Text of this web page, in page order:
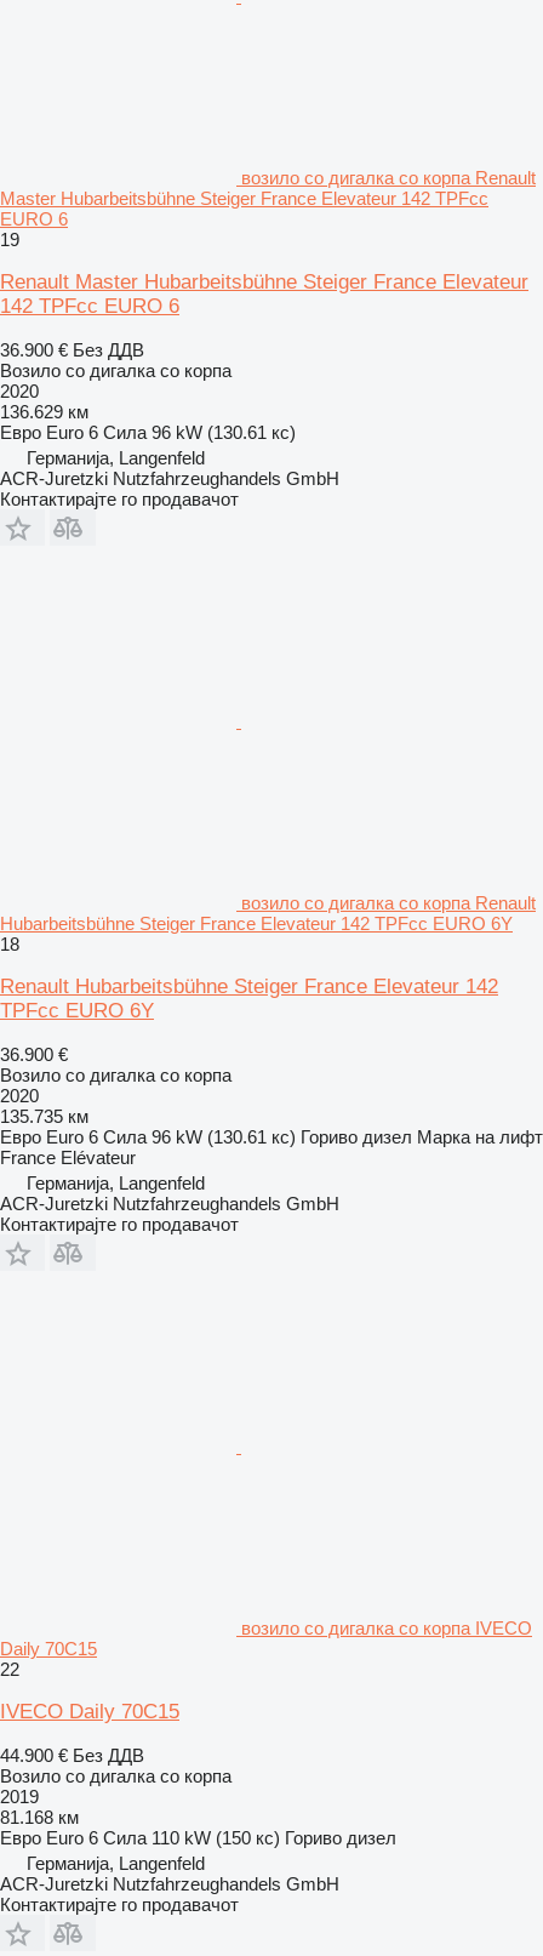
возило со дигалка со корпа Renault
Master Hubarbeitsbühne Steiger France Elevateur 142 TPFcc
EURO 6
19
Renault Master Hubarbeitsbühne Steiger France Elevateur
142 TPFcc EURO 6
36.900 € Без ДДВ
Возило со дигалка со корпа
2020
136.629 км
Евро Euro 6 Сила 96 kW (130.61 кс)
Германија, Langenfeld
ACR-Juretzki Nutzfahrzeughandels GmbH
Контактирајте го продавачот
возило со дигалка со корпа Renault
Hubarbeitsbühne Steiger France Elevateur 142 TPFcc EURO 6Y
18
Renault Hubarbeitsbühne Steiger France Elevateur 142
TPFcc EURO 6Y
36.900 €
Возило со дигалка со корпа
2020
135.735 км
Евро Euro 6 Сила 96 kW (130.61 кс) Гориво дизел Марка на лифт
France Elévateur
Германија, Langenfeld
ACR-Juretzki Nutzfahrzeughandels GmbH
Контактирајте го продавачот
возило со дигалка со корпа IVECO
Daily 70C15
22
IVECO Daily 70C15
44.900 € Без ДДВ
Возило со дигалка со корпа
2019
81.168 км
Евро Euro 6 Сила 110 kW (150 кс) Гориво дизел
Германија, Langenfeld
ACR-Juretzki Nutzfahrzeughandels GmbH
Контактирајте го продавачот